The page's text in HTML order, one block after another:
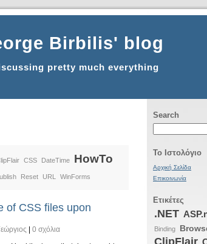
Birbilis' blog
pretty much everything
CSS DateTime HowTo
Reset URL WinForms
of CSS files upon
0 σχόλια
Search
Το Ιστολόγιο
Αρχική Σελίδα
Επικοινωνία
Ετικέτες
.NET
Binding